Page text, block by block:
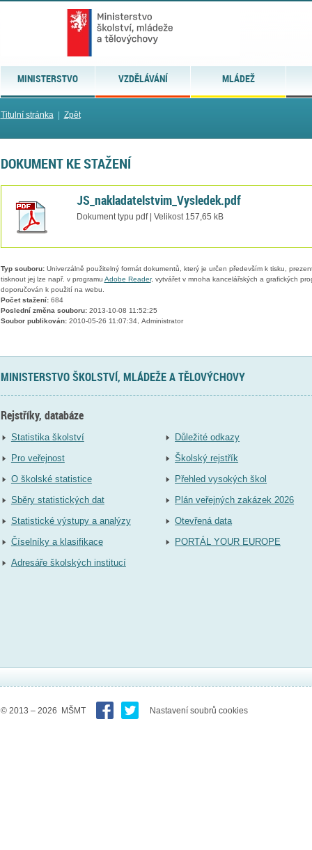
MINISTERSTVO VZDĚLÁVÁNÍ MLÁDEŽ
Titulní stránka| Zpět
DOKUMENT KE STAŽENÍ
JS_nakladatelstvim_Vysledek.pdf
Dokument typu pdf | Velikost 157,65 kB
Typ souboru:Univerzálně použitelný formát dokumentů, který je určen především k tisku,
tisknout jej lze např. v programu Adobe Reader, vytvářet v mnoha kancelářských a grafických
doporučován k použití na webu.
Počet stažení:684
Poslední změna souboru:2013-10-08 11:52:25
Soubor publikován:2010-05-26 11:07:34, Administrator
MINISTERSTVO ŠKOLSTVÍ, MLÁDEŽE A TĚLOVÝCHOVY
Rejstříky, databáze
Statistika školství
Pro veřejnost
O školské statistice
Sběry statistických dat
Statistické výstupy a analýzy
Číselníky a klasifikace
Adresáře školských institucí
Důležité odkazy
Školský rejstřík
Přehled vysokých škol
Plán veřejných zakázek 2026
Otevřená data
PORTÁL YOUR EUROPE
© 2013 – 2026 MŠMT Nastavení soubrů cookies